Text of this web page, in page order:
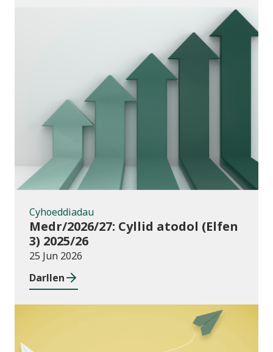
Cyhoeddiadau
Cyhoeddiadau
Medr/2026/27: Cyllid atodol (Elfen
3) 2025/26
25 Jun 2026
Darllen